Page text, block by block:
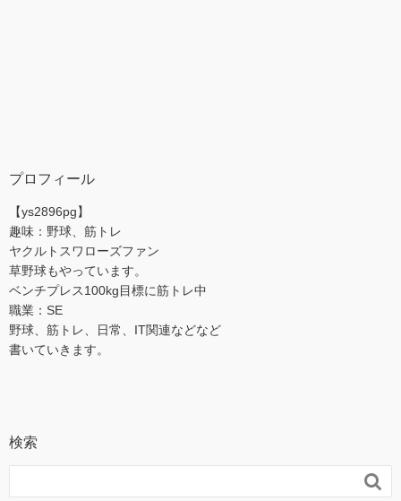
プロフィール
【ys2896pg】
趣味：野球、筋トレ
ヤクルトスワローズファン
草野球もやっています。
ベンチプレス100kg目標に筋トレ中
職業：SE
野球、筋トレ、日常、IT関連などなど
書いていきます。
検索
